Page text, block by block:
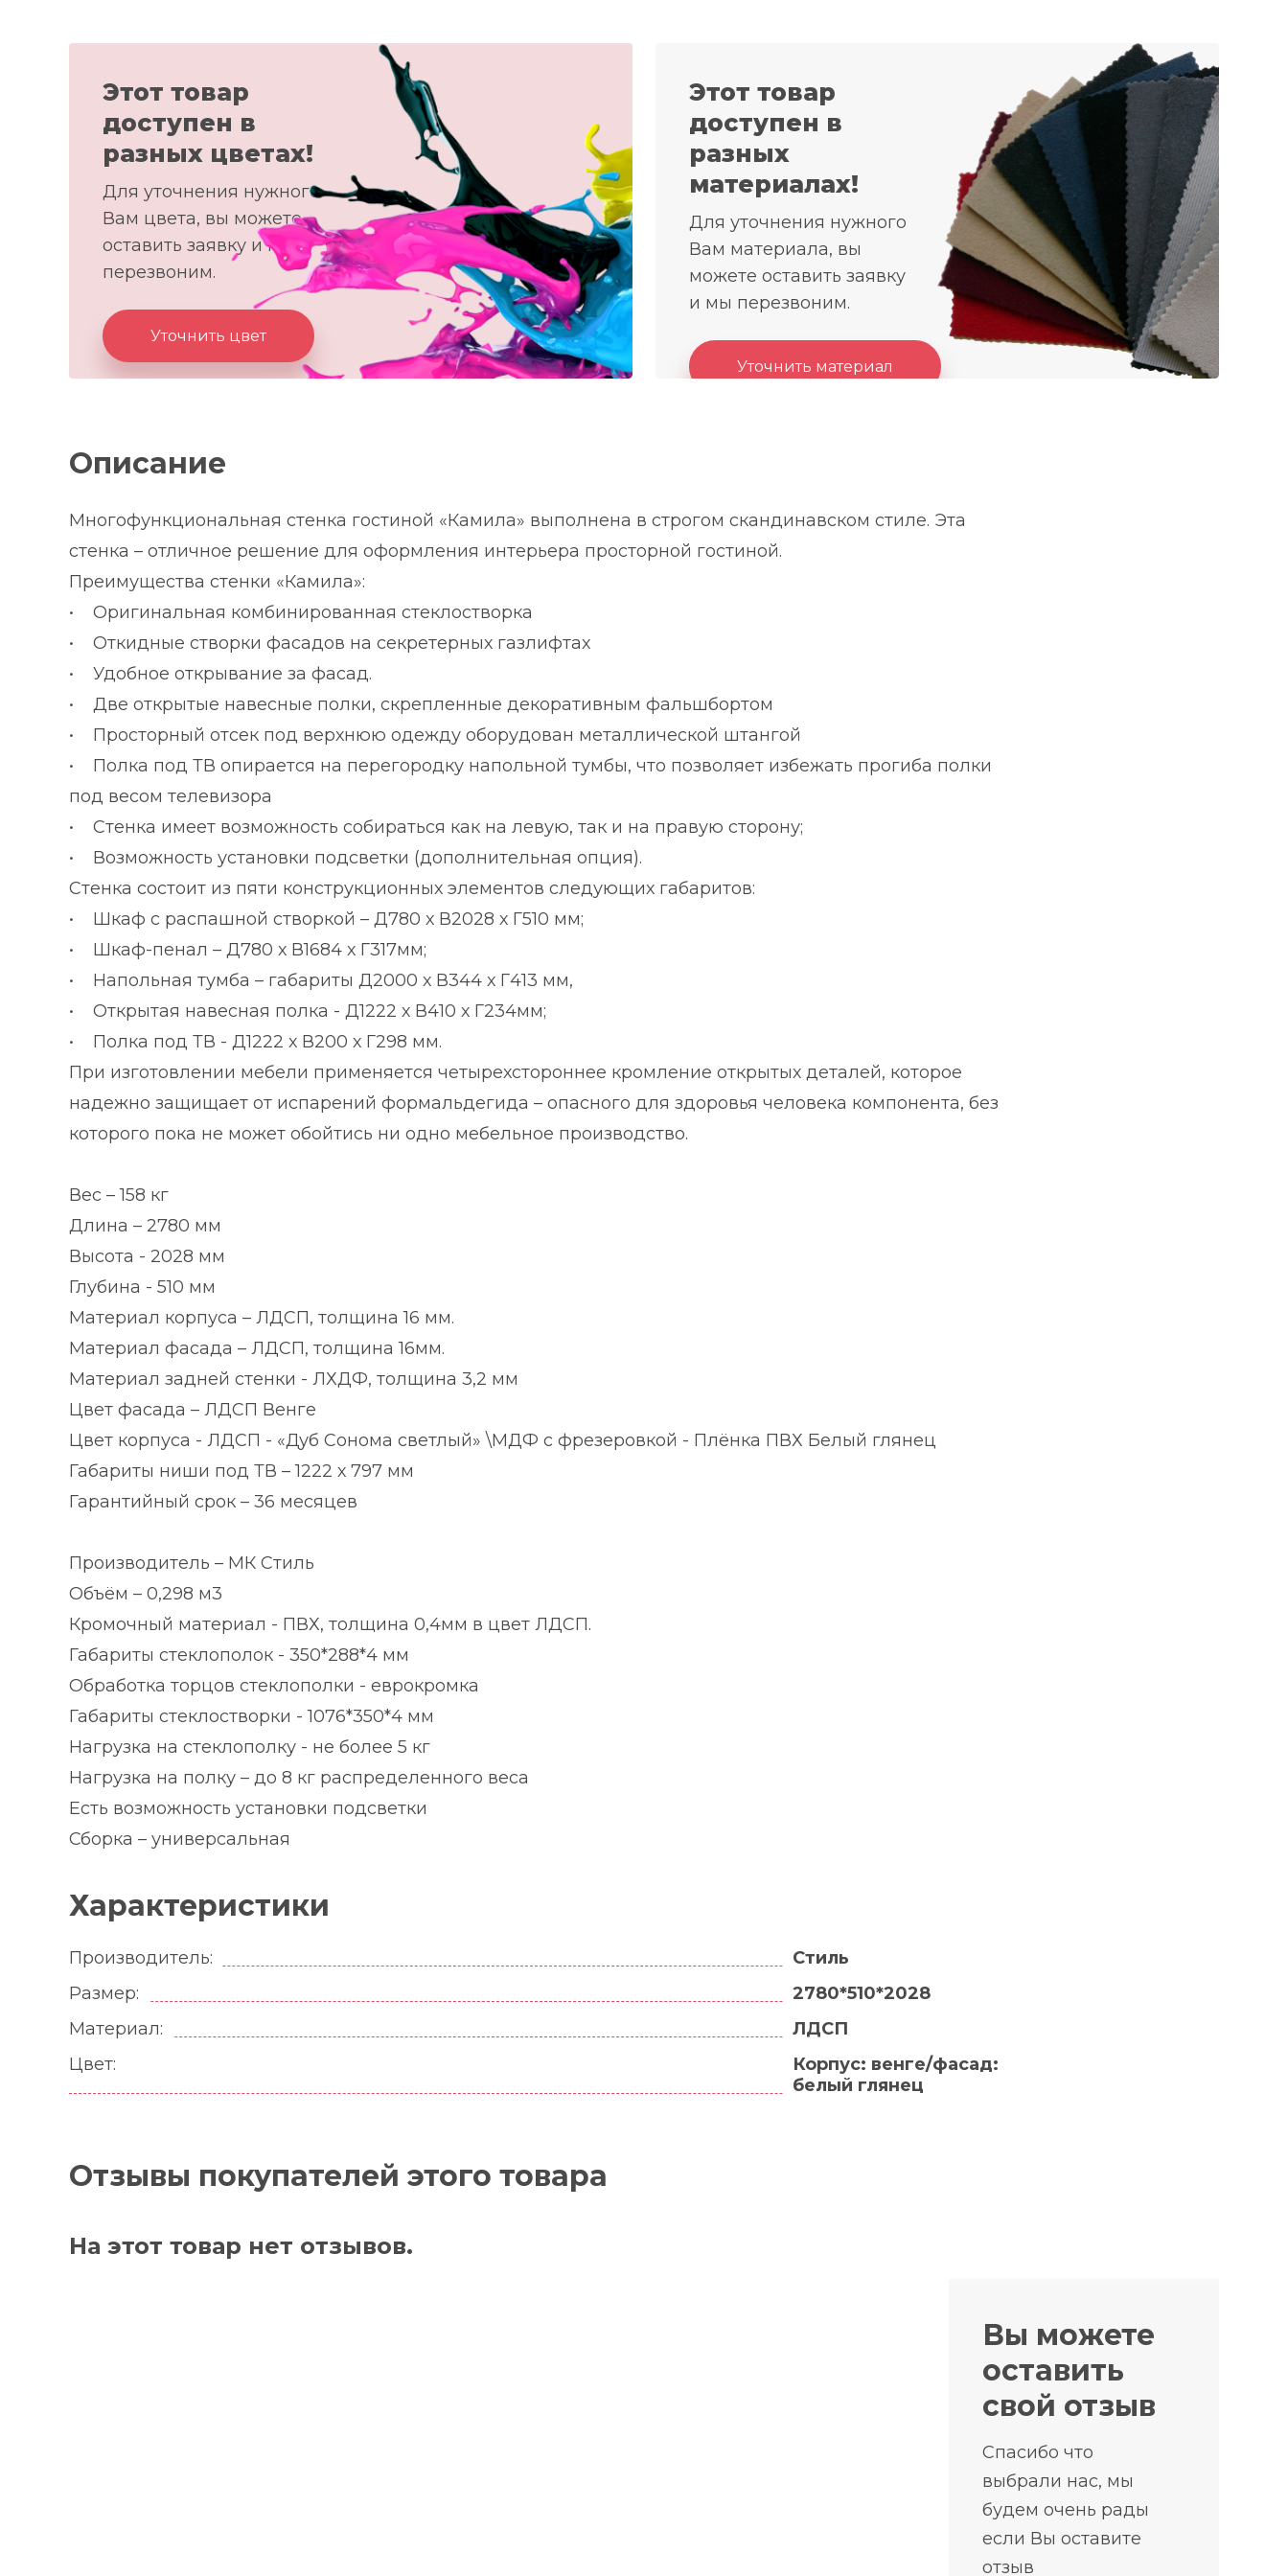
Этот товар
доступен в
разных цветах!
Для уточнения нужного
Вам цвета, вы можете
оставить заявку и мы
перезвоним.
Уточнить цвет
Этот товар
доступен в
разных
материалах!
Для уточнения нужного
Вам материала, вы
можете оставить заявку
и мы перезвоним.
Уточнить материал
Описание
Многофункциональная стенка гостиной «Камила» выполнена в строгом скандинавском стиле. Эта
стенка – отличное решение для оформления интерьера просторной гостиной.
Преимущества стенки «Камила»:
• Оригинальная комбинированная стеклостворка
• Откидные створки фасадов на секретерных газлифтах
• Удобное открывание за фасад.
• Две открытые навесные полки, скрепленные декоративным фальшбортом
• Просторный отсек под верхнюю одежду оборудован металлической штангой
• Полка под ТВ опирается на перегородку напольной тумбы, что позволяет избежать прогиба полки
под весом телевизора
• Стенка имеет возможность собираться как на левую, так и на правую сторону;
• Возможность установки подсветки (дополнительная опция).
Стенка состоит из пяти конструкционных элементов следующих габаритов:
• Шкаф с распашной створкой – Д780 х В2028 х Г510 мм;
• Шкаф-пенал – Д780 х В1684 х Г317мм;
• Напольная тумба – габариты Д2000 х В344 х Г413 мм,
• Открытая навесная полка - Д1222 х В410 х Г234мм;
• Полка под ТВ - Д1222 х В200 х Г298 мм.
При изготовлении мебели применяется четырехстороннее кромление открытых деталей, которое
надежно защищает от испарений формальдегида – опасного для здоровья человека компонента, без
которого пока не может обойтись ни одно мебельное производство.
Вес – 158 кг
Длина – 2780 мм
Высота - 2028 мм
Глубина - 510 мм
Материал корпуса – ЛДСП, толщина 16 мм.
Материал фасада – ЛДСП, толщина 16мм.
Материал задней стенки - ЛХДФ, толщина 3,2 мм
Цвет фасада – ЛДСП Венге
Цвет корпуса - ЛДСП - «Дуб Сонома светлый» \МДФ с фрезеровкой - Плёнка ПВХ Белый глянец
Габариты ниши под ТВ – 1222 х 797 мм
Гарантийный срок – 36 месяцев
Производитель – МК Стиль
Объём – 0,298 м3
Кромочный материал - ПВХ, толщина 0,4мм в цвет ЛДСП.
Габариты стеклополок - 350*288*4 мм
Обработка торцов стеклополки - еврокромка
Габариты стеклостворки - 1076*350*4 мм
Нагрузка на стеклополку - не более 5 кг
Нагрузка на полку – до 8 кг распределенного веса
Есть возможность установки подсветки
Сборка – универсальная
Характеристики
Производитель:
Стиль
Размер:
2780*510*2028
Материал:
ЛДСП
Цвет:
Корпус: венге/фасад:
белый глянец
Отзывы покупателей этого товара
На этот товар нет отзывов.
Вы можете
оставить
свой отзыв
Спасибо что
выбрали нас, мы
будем очень рады
если Вы оставите
отзыв